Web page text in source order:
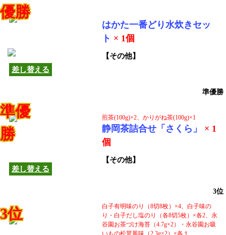
差し替えできます！
差し替える
優勝
はかた一番どり水炊きセッ
ト × 1個
【その他】
準優勝
この商品は他の商品へ
差し替える
準優
勝
煎茶(100g)×2、かりがね茶(100g)×1
静岡茶詰合せ「さくら」 × 1
個
【その他】
3位
3位
白子有明味のり（8切8枚）×4、白子味の
り・白子だし塩のり（各8切5枚）×各2、永
谷園お茶づけ海苔（4.7g×2）・永谷園お吸